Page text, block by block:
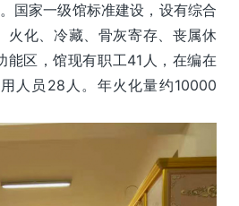
国家一级馆标准建设，设有综合
火化、冷藏、骨灰寄存、丧属休
能区，馆现有职工41人，在编在
人员28人。年火化量约10000